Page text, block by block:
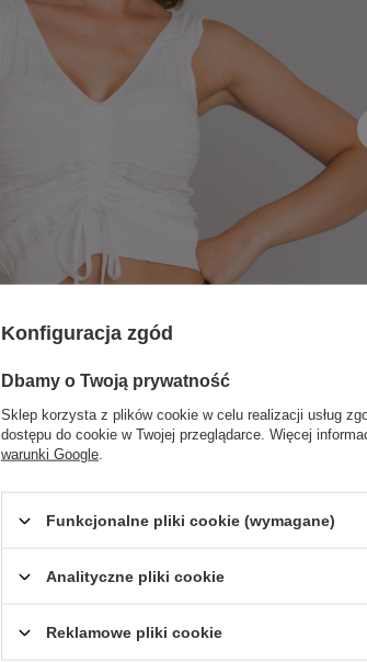
Konfiguracja zgód
Dbamy o Twoją prywatność
Sklep korzysta z plików cookie w celu realizacji usług
dostępu do cookie w Twojej przeglądarce. Więcej
warunki Google
Funkcjonalne pliki cookie (wymagane)
Analityczne pliki cookie
Reklamowe pliki cookie